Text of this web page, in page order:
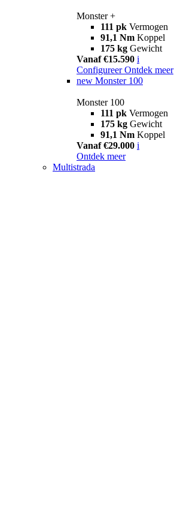
Monster +
111 pk Vermogen
91,1 Nm Koppel
175 kg Gewicht
Vanaf €15.590 i
Configureer Ontdek meer
new Monster 100
Monster 100
111 pk Vermogen
175 kg Gewicht
91,1 Nm Koppel
Vanaf €29.000 i
Ontdek meer
Multistrada